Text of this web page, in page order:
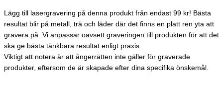
Lägg till lasergravering på denna produkt från endast 99 kr! Bästa
resultat blir på metall, trä och läder där det finns en platt ren yta att
gravera på. Vi anpassar oavsett graveringen till produkten för att det
ska ge bästa tänkbara resultat enligt praxis.
Viktigt att notera är att ångerrätten inte gäller för graverade
produkter, eftersom de är skapade efter dina specifika önskemål.